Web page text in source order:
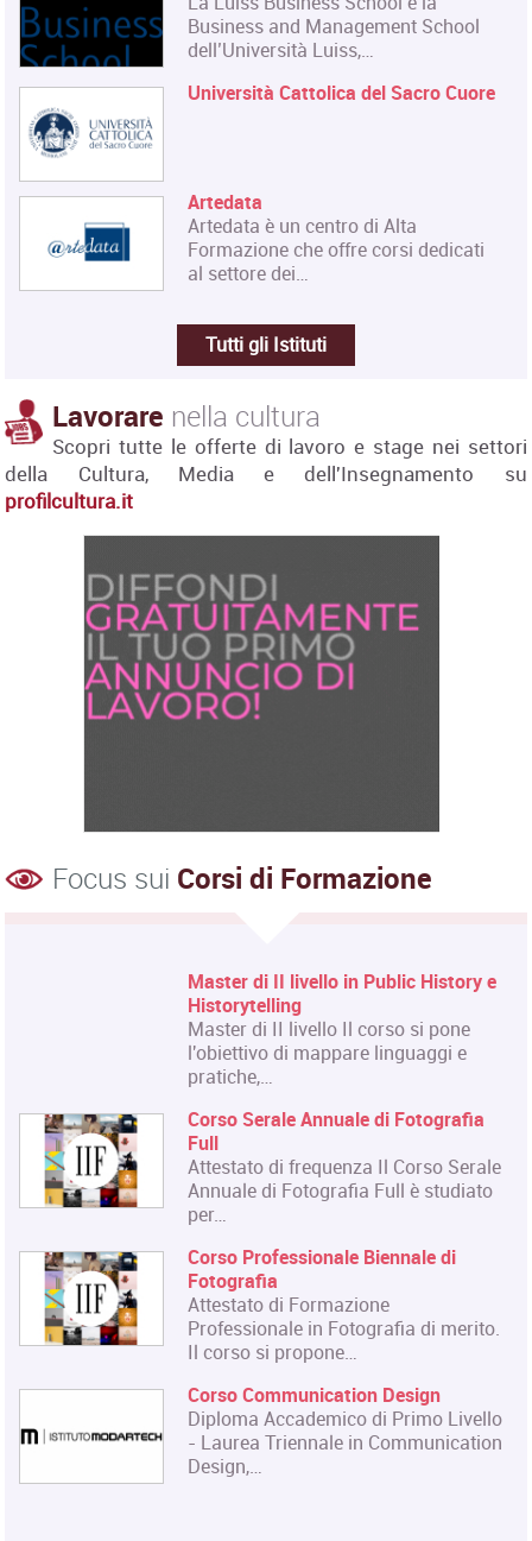
Business and Management School
dell’Università Luiss,…
Università Cattolica del Sacro Cuore
Artedata
Artedata è un centro di Alta
Formazione che offre corsi dedicati
al settore dei…
Tutti gli Istituti
Lavorare nella cultura
Scopri tutte le offerte di lavoro e stage nei settori
della Cultura, Media e dell'Insegnamento su
profilcultura.it
Focus sui Corsi di Formazione
Master di II livello in Public History e
Historytelling
Master di II livello Il corso si pone
l'obiettivo di mappare linguaggi e
pratiche,…
Corso Serale Annuale di Fotografia
Full
Attestato di frequenza Il Corso Serale
Annuale di Fotografia Full è studiato
per…
Corso Professionale Biennale di
Fotografia
Attestato di Formazione
Professionale in Fotografia di merito.
Il corso si propone…
Corso Communication Design
Diploma Accademico di Primo Livello
- Laurea Triennale in Communication
Design,…